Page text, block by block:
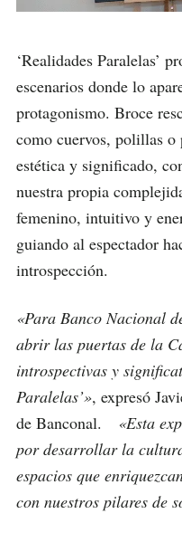
‘Realidades Paralelas’
escenarios donde lo
protagonismo. Broce
como cuervos, polillas o
estética y significado,
nuestra propia
femenino, intuitivo y
guiando al espectador
introspección.
«Para Banco Nacional
abrir las puertas de la
introspectivas y
Paralelas’», expresó
de Banconal. «Esta
por desarrollar la
espacios que
con nuestros pilares de